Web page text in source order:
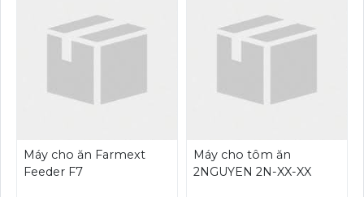
Máy cho ăn Farmext
Feeder F7
Máy cho tôm ăn
2NGUYEN 2N-XX-XX